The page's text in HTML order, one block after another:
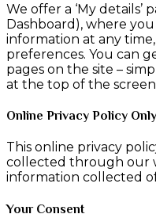
We offer a ‘My details’
Dashboard), where
information at any
preferences. You can
pages on the site –
at the top of the
Online Privacy Policy Only
This online privacy
collected through our
information collected
Your Consent